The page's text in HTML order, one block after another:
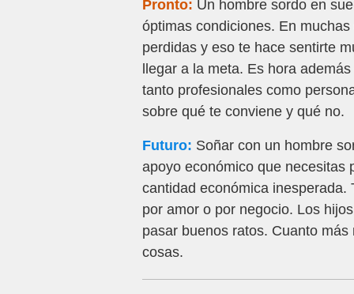
Pronto: Un hombre sordo en
óptimas condiciones. En
perdidas y eso te hace sentirte
llegar a la meta. Es hora
tanto profesionales como
sobre qué te conviene y qué no.
Futuro: Soñar con un hombre
apoyo económico que necesitas
cantidad económica
por amor o por negocio. Los
pasar buenos ratos. Cuanto
cosas.